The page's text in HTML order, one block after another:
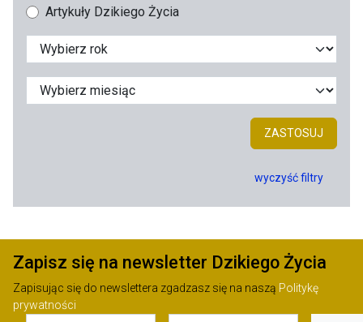
Artykuły Dzikiego Życia
ZASTOSUJ
wyczyść filtry
Zapisz się na newsletter Dzikiego Życia
Zapisując się do newslettera zgadzasz się na naszą Politykę
prywatności